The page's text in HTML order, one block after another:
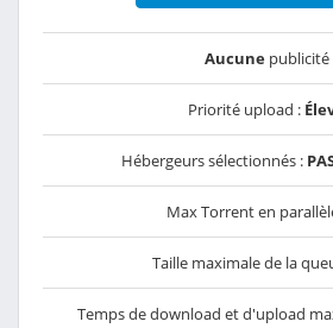
Aucunepublicité
Priorité upload :
Hébergeurs sélectionnés :
Max Torrent en
Taille maximale de la
Temps de download et d'upload